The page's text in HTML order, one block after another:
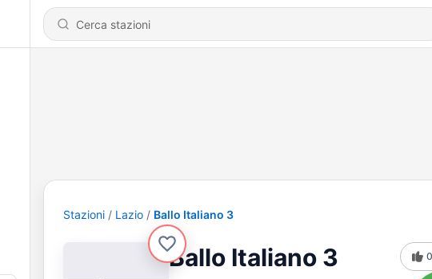
Stazioni Lazio Ballo Italiano 3
Ballo Italiano 3 0